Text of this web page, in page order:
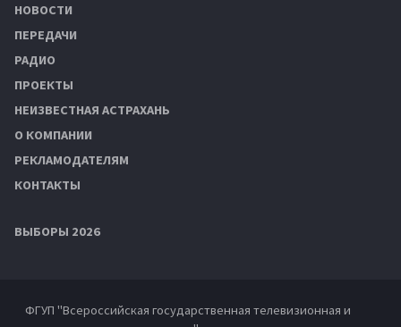
НОВОСТИ
ПЕРЕДАЧИ
РАДИО
ПРОЕКТЫ
НЕИЗВЕСТНАЯ АСТРАХАНЬ
О КОМПАНИИ
РЕКЛАМОДАТЕЛЯМ
КОНТАКТЫ
ВЫБОРЫ 2026
ФГУП "Всероссийская государственная телевизионная и